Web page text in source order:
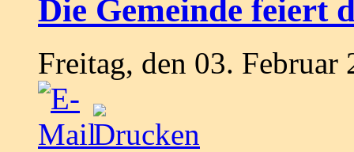
Die Gemeinde feiert
Freitag, den 03.